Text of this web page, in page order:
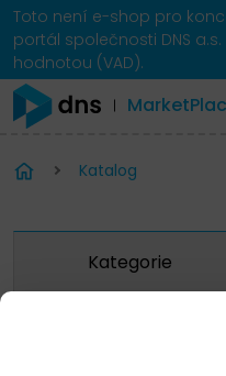
Toto není e-shop pro
portál společnosti DNS
hodnotou (VAD).
Katalog
Kategorie